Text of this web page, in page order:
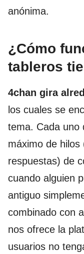
anónima.
¿Cómo
tableros
4chan gira
los cuales se
tema. Cada uno
máximo de
respuestas) de
cuando alguien
antiguo
combinado con
nos ofrece la
usuarios no